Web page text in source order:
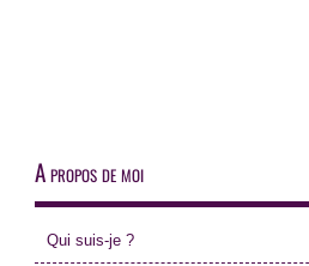
A propos de moi
Qui suis-je ?